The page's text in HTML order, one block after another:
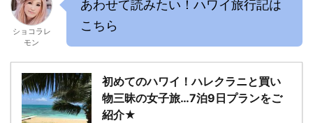
ショコラレ
モン
あわせて読みたい！ハワイ旅行記は
こちら
初めてのハワイ！ハレクラニと買い
物三昧の女子旅…7泊9日プランをご
紹介★